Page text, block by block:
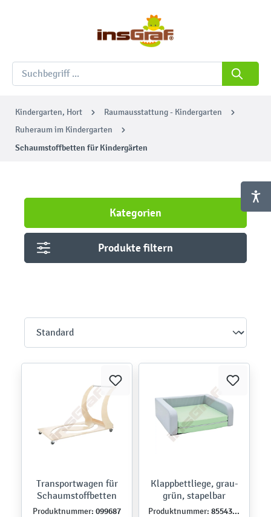
Kindergarten, Hort
Raumausstattung - Kindergarten
Ruheraum im Kindergarten
Schaumstoffbetten für Kindergärten
Kategorien
Produkte filtern
Transportwagen für
Schaumstoffbetten
Produktnummer: 099687
Klappbettliege, grau-
grün, stapelbar
Produktnummer: 855439N